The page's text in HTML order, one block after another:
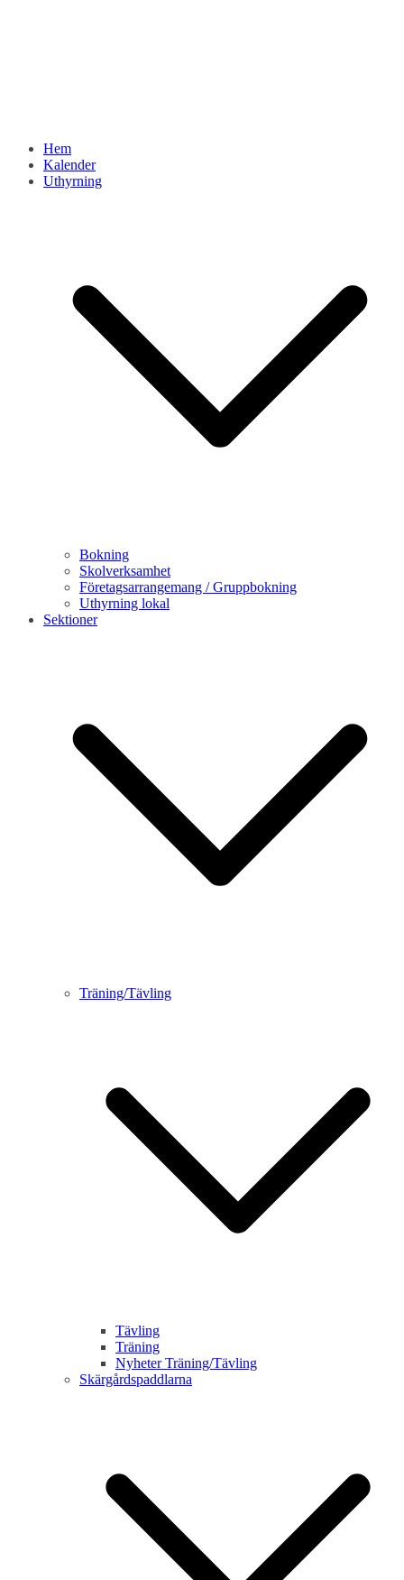
Hem
Kalender
Uthyrning
Bokning
Skolverksamhet
Företagsarrangemang / Gruppbokning
Uthyrning lokal
Sektioner
Träning/Tävling
Tävling
Träning
Nyheter Träning/Tävling
Skärgårdspaddlarna